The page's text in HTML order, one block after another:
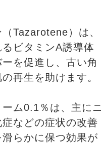
Tazarotene）は、
ビタミンA誘導体
を促進し、古い角
再生を助けます。
ム0.1％は、主に
などの症状の改善
らかに保つ効果が